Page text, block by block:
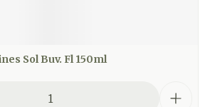
Sol Buv. Fl 150ml